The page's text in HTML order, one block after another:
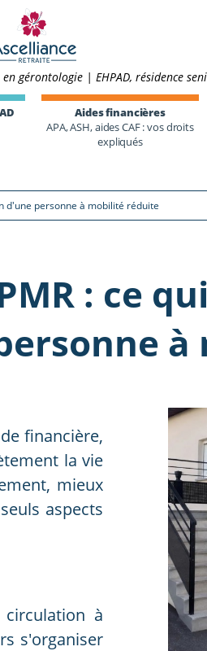
gérontologie | EHPAD, résidence
Aides financières
APA, ASH, aides CAF : vos droits
expliqués
d'une personne à mobilité réduite
: ce
financière,
la vie
mieux
aspects
à
s'organiser